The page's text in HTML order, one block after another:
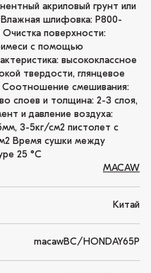
акриловый грунт или
шлифовка: P800-
поверхности:
с помощью
высококлассное
твердости, глянцевое
Соотношение смешивания:
слоев и толщина: 2-3 слоя,
и давление воздуха:
3-5кг/см2 пистолет с
Время сушки между
25 °C
MACAW
Китай
macawBC/HONDAY65P